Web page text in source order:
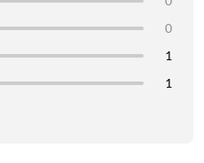
0
1
1